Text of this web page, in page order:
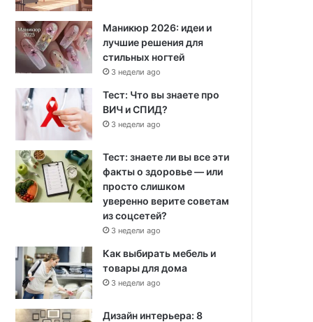
Маникюр 2026: идеи и
лучшие решения для
стильных ногтей
3 недели ago
Тест: Что вы знаете про
ВИЧ и СПИД?
3 недели ago
Тест: знаете ли вы все эти
факты о здоровье — или
просто слишком
уверенно верите советам
из соцсетей?
3 недели ago
Как выбирать мебель и
товары для дома
3 недели ago
Дизайн интерьера: 8